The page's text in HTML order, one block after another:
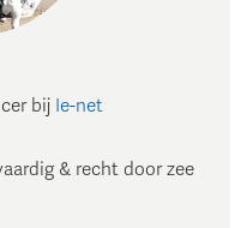
bij Ie-net
& recht door zee